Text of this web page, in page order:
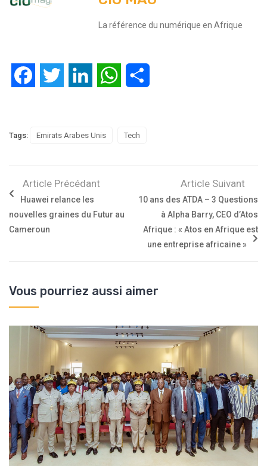
La référence du numérique en Afrique
FacebookTwitter LinkedIn WhatsApp
Tags: Emirats Arabes Unis Tech
Article Précédant
Huawei relance les
nouvelles graines du Futur au
Cameroun
Article Suivant
10 ans des ATDA – 3 Questions
à Alpha Barry, CEO d’Atos
Afrique : « Atos en Afrique est
une entreprise africaine »
Vous pourriez aussi aimer